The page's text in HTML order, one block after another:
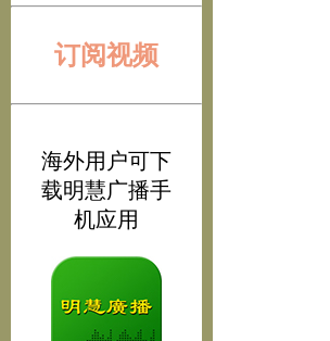
订阅视频
海外用户可下
载明慧广播手
机应用